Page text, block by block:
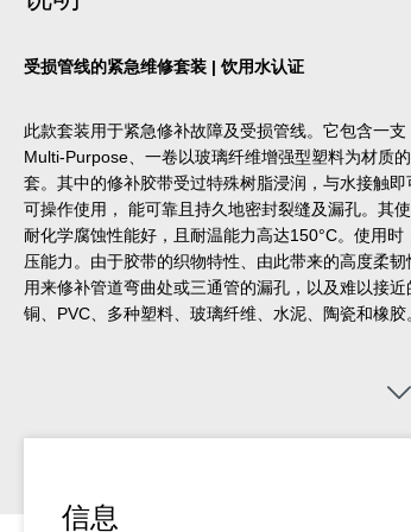
受损管线的紧急维修套装 | 饮用水认证
此款套装用于紧急修补故障及受损管线。它包含一
Multi-Purpose、一卷以玻璃纤维增强型塑料为材质
套。其中的修补胶带受过特殊树脂浸润，与水接触
可操作使用， 能可靠且持久地密封裂缝及漏孔。其
耐化学腐蚀性能好，且耐温能力高达150°C。使用
压能力。由于胶带的织物特性、由此带来的高度柔
用来修补管道弯曲处或三通管的漏孔，以及难以接
铜、PVC、多种塑料、玻璃纤维、水泥、陶瓷和橡胶
信息